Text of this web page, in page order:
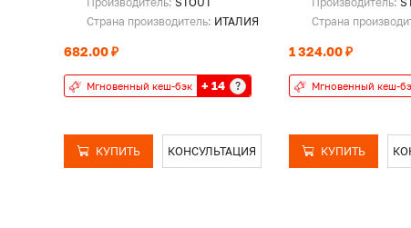
Страна производитель: ИТАЛИЯ
682.00 ₽
Мгновенный кеш-бэк + 14 ?
КУПИТЬ КОНСУЛЬТАЦИЯ
Страна
1 324.00 ₽
Мгновенный кеш-
КУПИТЬ